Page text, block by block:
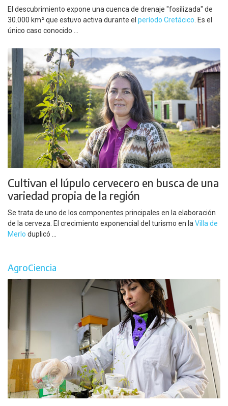
El descubrimiento expone una cuenca de drenaje "fosilizada" de
30.000 km² que estuvo activa durante el período Cretácico . Es el
único caso conocido ...
Cultivan el lúpulo cervecero en busca de una
variedad propia de la región
Se trata de uno de los componentes principales en la elaboración
de la cerveza. El crecimiento exponencial del turismo en la Villa de
Merlo duplicó ...
AgroCiencia